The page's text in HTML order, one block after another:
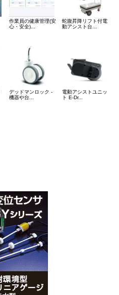
作業員の健康管理(安
心・安全)...
蛇腹昇降リフト付電
動アシスト台...
デッドマンロック -
機器や台...
電動アシストユニッ
ト E-Dr...